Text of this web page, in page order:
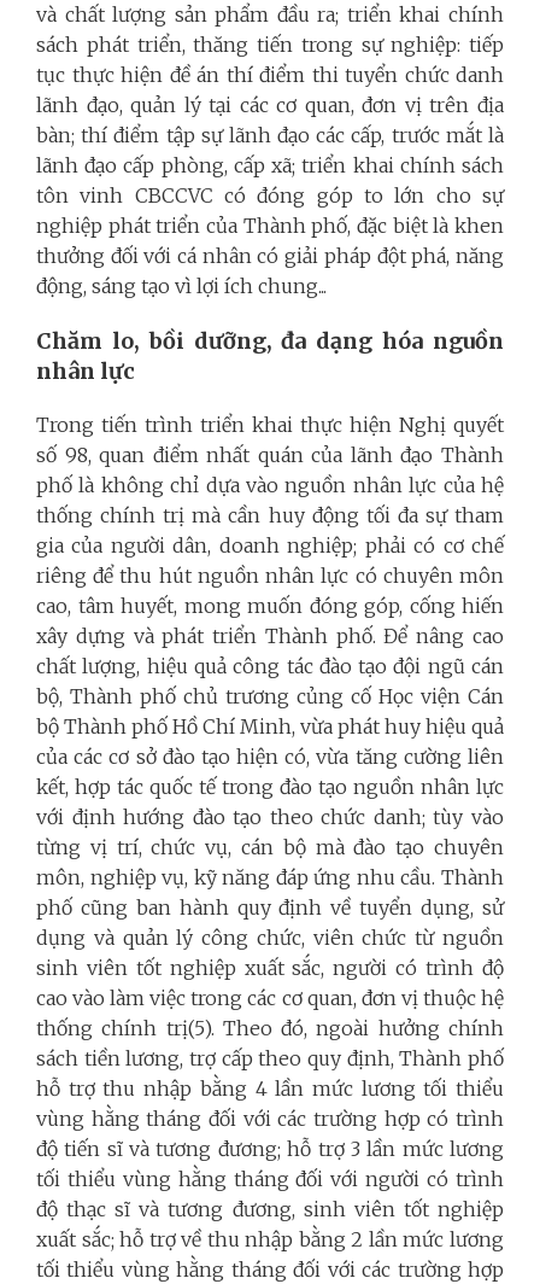
và chất lượng sản phẩm đầu ra; triển khai chính
sách phát triển, thăng tiến trong sự nghiệp: tiếp
tục thực hiện đề án thí điểm thi tuyển chức danh
lãnh đạo, quản lý tại các cơ quan, đơn vị trên địa
bàn; thí điểm tập sự lãnh đạo các cấp, trước mắt là
lãnh đạo cấp phòng, cấp xã; triển khai chính sách
tôn vinh CBCCVC có đóng góp to lớn cho sự
nghiệp phát triển của Thành phố, đặc biệt là khen
thưởng đối với cá nhân có giải pháp đột phá, năng
động, sáng tạo vì lợi ích chung...
Chăm lo, bồi dưỡng, đa dạng hóa nguồn
nhân lực
Trong tiến trình triển khai thực hiện Nghị quyết
số 98, quan điểm nhất quán của lãnh đạo Thành
phố là không chỉ dựa vào nguồn nhân lực của hệ
thống chính trị mà cần huy động tối đa sự tham
gia của người dân, doanh nghiệp; phải có cơ chế
riêng để thu hút nguồn nhân lực có chuyên môn
cao, tâm huyết, mong muốn đóng góp, cống hiến
xây dựng và phát triển Thành phố. Để nâng cao
chất lượng, hiệu quả công tác đào tạo đội ngũ cán
bộ, Thành phố chủ trương củng cố Học viện Cán
bộ Thành phố Hồ Chí Minh, vừa phát huy hiệu quả
của các cơ sở đào tạo hiện có, vừa tăng cường liên
kết, hợp tác quốc tế trong đào tạo nguồn nhân lực
với định hướng đào tạo theo chức danh; tùy vào
từng vị trí, chức vụ, cán bộ mà đào tạo chuyên
môn, nghiệp vụ, kỹ năng đáp ứng nhu cầu. Thành
phố cũng ban hành quy định về tuyển dụng, sử
dụng và quản lý công chức, viên chức từ nguồn
sinh viên tốt nghiệp xuất sắc, người có trình độ
cao vào làm việc trong các cơ quan, đơn vị thuộc hệ
thống chính trị(5). Theo đó, ngoài hưởng chính
sách tiền lương, trợ cấp theo quy định, Thành phố
hỗ trợ thu nhập bằng 4 lần mức lương tối thiểu
vùng hằng tháng đối với các trường hợp có trình
độ tiến sĩ và tương đương; hỗ trợ 3 lần mức lương
tối thiểu vùng hằng tháng đối với người có trình
độ thạc sĩ và tương đương, sinh viên tốt nghiệp
xuất sắc; hỗ trợ về thu nhập bằng 2 lần mức lương
tối thiểu vùng hằng tháng đối với các trường hợp